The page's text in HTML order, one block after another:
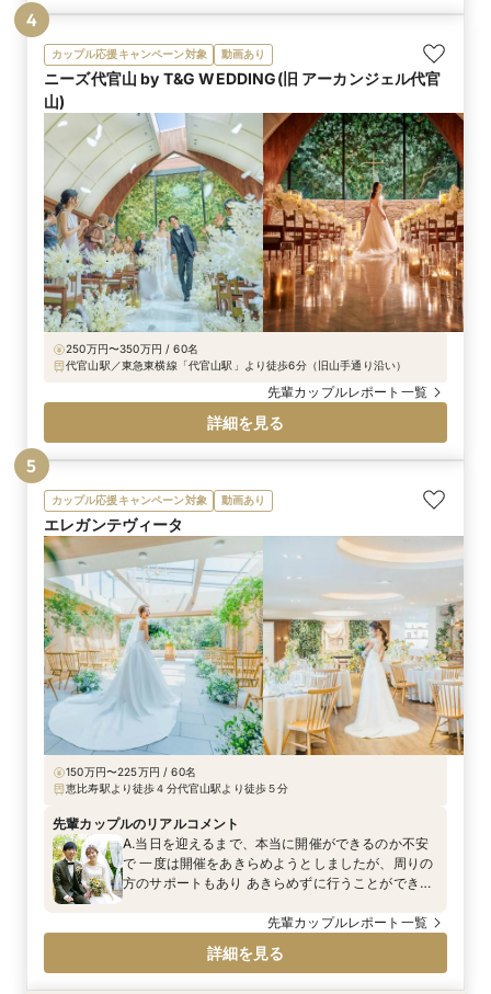
カップル応援キャンペーン対象 動画あり
ニーズ代官山 by T&G WEDDING(旧 アーカンジェル代官
山)
250万円〜350万円 / 60名
代官山駅／東急東横線「代官山駅」より徒歩6分（旧山手通り沿い）
先輩カップルレポート一覧
詳細を見る
4
カップル応援キャンペーン対象 動画あり
エレガンテヴィータ
150万円〜225万円 / 60名
恵比寿駅より徒歩４分代官山駅より徒歩５分
先輩カップルのリアルコメント
A.当日を迎えるまで、本当に開催ができるのか不安
で 一度は開催をあきらめようとしましたが、周りの
方のサポートもあり あきらめずに行うことができま
実感できた結婚式になりました。 家族にどんな人た
ちと過ごしているのか少人数だからこそしっかりと
紹介ができたのでよかったです。
先輩カップルレポート一覧
詳細を見る
5